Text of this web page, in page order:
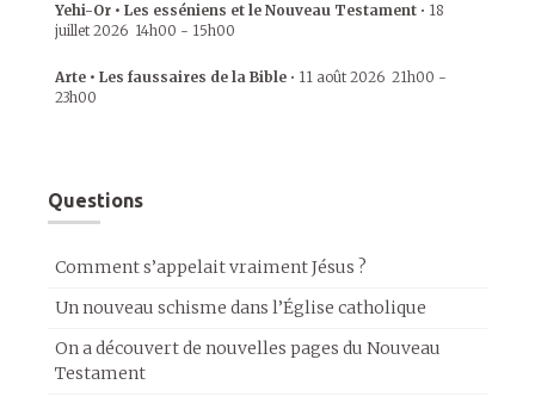
Yehi-Or • Les esséniens et le Nouveau Testament • 18
juillet 2026 14h00 - 15h00
Arte • Les faussaires de la Bible • 11 août 2026 21h00 -
23h00
Questions
Comment s’appelait vraiment Jésus ?
Un nouveau schisme dans l’Église catholique
On a découvert de nouvelles pages du Nouveau
Testament